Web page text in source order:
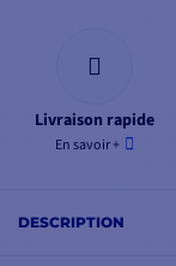
Livraison rapide
En savoir +
DESCRIPTION